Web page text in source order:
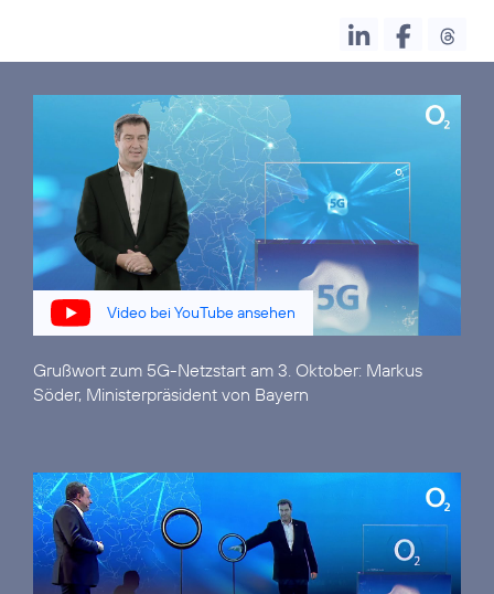
Video bei YouTube ansehen
Grußwort zum 5G-Netzstart am 3. Oktober: Markus
Söder, Ministerpräsident von Bayern